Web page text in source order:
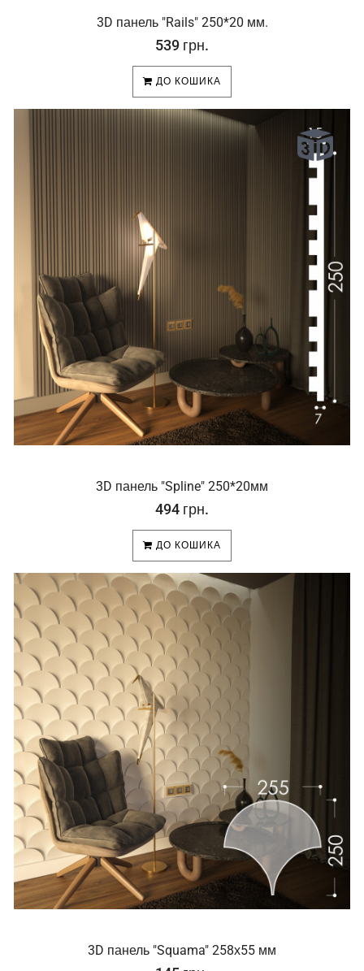
3D панель "Rails" 250*20 мм.
539 грн.
ДО КОШИКА
3D панель "Spline" 250*20мм
494 грн.
ДО КОШИКА
3D панель "Squama" 258х55 мм